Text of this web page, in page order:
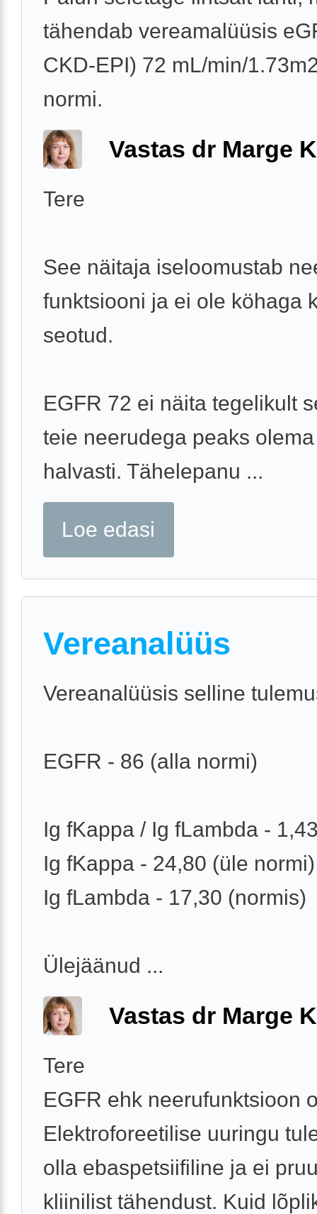
tähendab vereamalüüsis
CKD-EPI) 72 mL/min/
normi.
Vastas dr Marge
Tere
See näitaja iseloomustab
funktsiooni ja ei ole köhaga
seotud.
EGFR 72 ei näita tegelikult
teie neerudega peaks
halvasti. Tähelepanu ...
Loe edasi
Vereanalüüs
Vereanalüüsis selline
EGFR - 86 (alla normi)
Ig fKappa / Ig fLambda -
Ig fKappa - 24,80 (üle normi)
Ig fLambda - 17,30 (normis)
Ülejäänud ...
Vastas dr Marge
Tere
EGFR ehk neerufunktsioon
Elektroforeetilise uuringu
olla ebaspetsiifiline ja ei
kliinilist tähendust. Kuid